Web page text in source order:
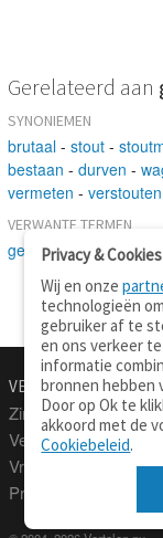
Gerelateerd aan
SYNONIEMEN
brutaal - stout -
bestaan - durven -
vermeten - verstouten
VERWANTE TERMEN
gevaarvol-doen
VERTALEN.NU
Zinnen vertalen
Verklarend
Vraagbaak
Professionele vertaling
Privacy & Cookies
Wij en onze
technologieën
gebruiker af te
en ons verkeer
informatie
bronnen hebben
Door op Ok te
akkoord met de
Cookiebeleid.